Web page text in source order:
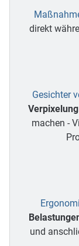
direkt
Gesichter
Verpixelung
machen -
und